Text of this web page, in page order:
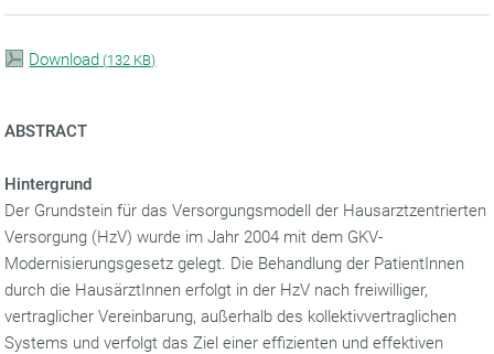
Download (132 KB)
ABSTRACT
Hintergrund
Der Grundstein für das Versorgungsmodell der Hausarztzentrierten
Versorgung (HzV) wurde im Jahr 2004 mit dem GKV-
Modernisierungsgesetz gelegt. Die Behandlung der PatientInnen
durch die HausärztInnen erfolgt in der HzV nach freiwilliger,
vertraglicher Vereinbarung, außerhalb des kollektivvertraglichen
Systems und verfolgt das Ziel einer effizienten und effektiven